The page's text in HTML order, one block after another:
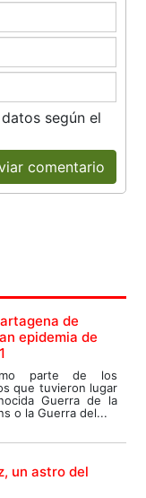
según el
comentario
de
epidemia de
parte de los
que tuvieron lugar
Guerra de la
o la Guerra del...
un astro del